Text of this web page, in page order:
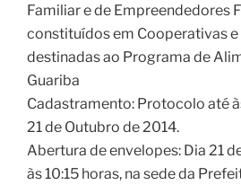
Familiar e de Empreendedores
constituídos em Cooperativas
destinadas ao Programa de
Guariba
Cadastramento: Protocolo até
21 de Outubro de 2014.
Abertura de envelopes: Dia 21
às 10:15 horas, na sede da